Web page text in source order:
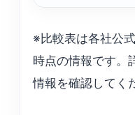
※比較表は各社公
時点の情報です。
情報を確認してく